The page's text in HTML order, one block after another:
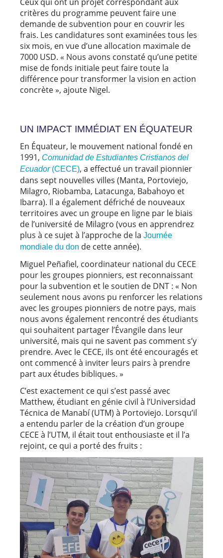
critères du programme peuvent faire une
demande de subvention pour en couvrir les
frais. Les candidatures sont examinées tous les
six mois, en vue d’une allocation maximale de
7000 USD. « Nous avons constaté qu’une petite
mise de fonds initiale peut faire toute la
différence pour transformer la vision en action
concrète », ajoute Nigel.
UN IMPACT IMMÉDIAT EN ÉQUATEUR
En Équateur, le mouvement national fondé en
1991, Comunidad de Estudiantes Cristianos del
Ecuador(CECE), a effectué un travail pionnier
dans sept nouvelles villes (Manta, Portoviejo,
Milagro, Riobamba, Latacunga, Babahoyo et
Ibarra). Il a également défriché de nouveaux
territoires avec un groupe en ligne par le biais
de l’université de Milagro (vous en apprendrez
plus à ce sujet à l’approche de la Journée
mondiale du don de cette année).
Miguel Peñafiel, coordinateur national du CECE
pour les groupes pionniers, est reconnaissant
pour la subvention et le soutien de DNT : « Non
seulement nous avons pu renforcer les relations
avec les groupes pionniers de notre pays, mais
nous avons également rencontré des étudiants
qui souhaitent partager l’Évangile dans leur
université, mais qui ne savent pas comment s’y
prendre. Avec le CECE, ils ont été encouragés et
ont commencé à inviter leurs pairs à prendre
part aux études bibliques. »
C’est exactement ce qui s’est passé avec
Matthew, étudiant en génie civil à l’Universidad
Técnica de Manabí (UTM) à Portoviejo. Lorsqu’il
a entendu parler de la création d’un groupe
CECE à l’UTM, il était tout enthousiaste et il l’a
rejoint, ce qui a porté des fruits :